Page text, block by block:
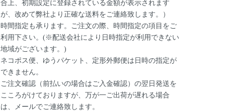
合上、初期設定に登録されている金額が表示されます
が、改めて弊社より正確な送料をご連絡致します。）
時間指定も承ります。ご注文の際、時間指定の項目をご
利用下さい。(※配送会社により日時指定が利用できない
地域がございます。)
ネコポス便、ゆうパケット、定形外郵便は日時の指定が
できません。
ご注文確認（前払いの場合はご入金確認）の翌日発送を
こころがけておりますが、万が一ご出荷が遅れる場合
は、メールでご連絡致します。